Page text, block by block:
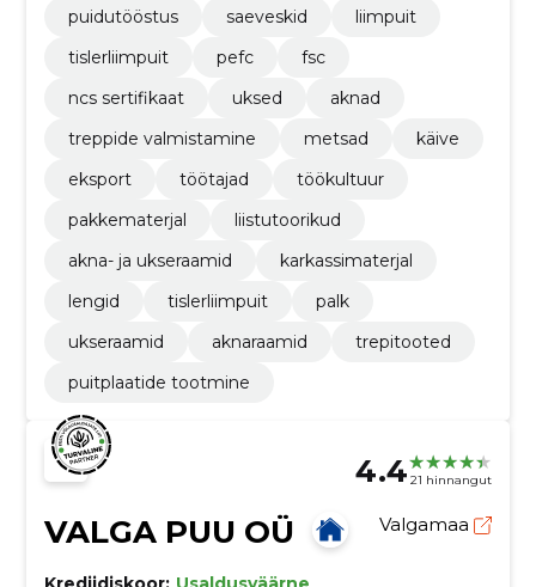
puidutööstus
saeveskid
liimpuit
tislerliimpuit
pefc
fsc
ncs sertifikaat
uksed
aknad
treppide valmistamine
metsad
käive
eksport
töötajad
töökultuur
pakkematerjal
liistutoorikud
akna- ja ukseraamid
karkassimaterjal
lengid
tislerliimpuit
palk
ukseraamid
aknaraamid
trepitooted
puitplaatide tootmine
4.4 21 hinnangut
VALGA PUU OÜ Valgamaa